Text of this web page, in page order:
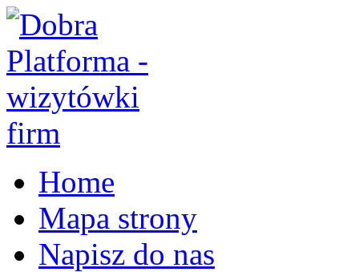
Home
Mapa strony
Napisz do nas